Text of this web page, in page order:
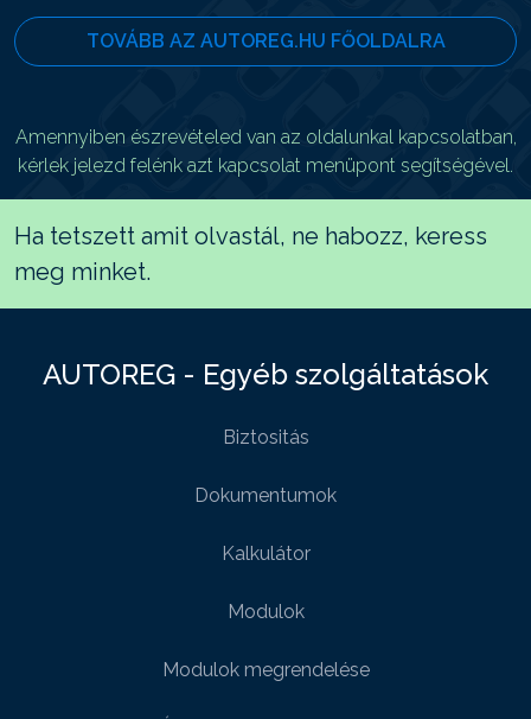
TOVÁBB AZ AUTOREG.HU FŐOLDALRA
Amennyiben észrevételed van az oldalunkal kapcsolatban,
kérlek jelezd felénk azt kapcsolat menüpont segítségével.
Ha tetszett amit olvastál, ne habozz, keress
meg minket.
AUTOREG - Egyéb szolgáltatások
Biztositás
Dokumentumok
Kalkulátor
Modulok
Modulok megrendelése